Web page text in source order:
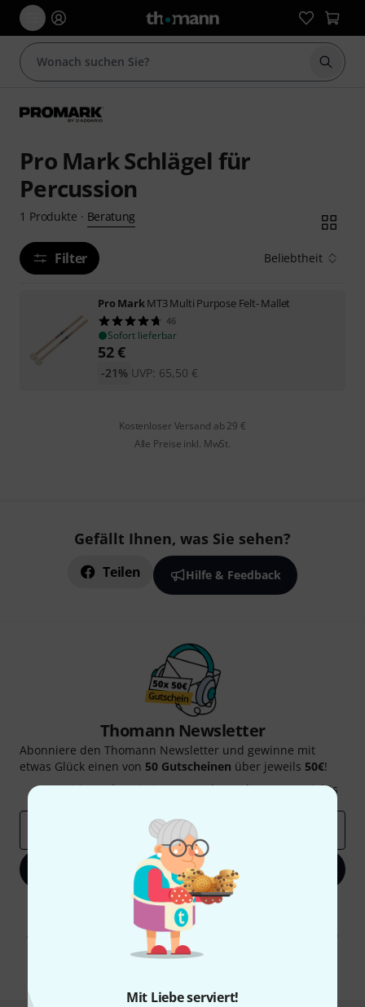
Mit Liebe serviert!
Suche
Pro Mark Schlägel für
Percussion
1 Produkte · Beratung
Filter Beliebtheit
Pro MarkMT3 Multi Purpose Felt- Mallet
46
Sofort lieferbar
52€
UVP: 65,50 €
-21%
Kostenloser Versand ab 29 €
Alle Preise inkl. MwSt.
Gefällt Ihnen, was Sie sehen?
Teilen Hilfe & Feedback
Thomann Newsletter
Abonniere den Thomann Newsletter und gewinne mit
etwas Glück einen von 50 Gutscheinen über jeweils 50€!
Inspirierende Beiträge
Deals Thomann Insights
Jetzt anmelden
Mit Klick auf „Jetzt anmelden“ stimmen Sie dem Erhalt von E-Mail-
Werbung und einer Messung des E-Mail-Nutzungsverhaltens zu. Die
Abmeldung ist jederzeit möglich. Weitere Informationen finden Sie in
unseren Datenschutzhinweisen